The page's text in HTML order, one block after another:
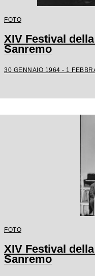
FOTO
XIV Festival
Sanremo
30 GENNAIO 1964 - 1
FOTO
XIV Festival
Sanremo